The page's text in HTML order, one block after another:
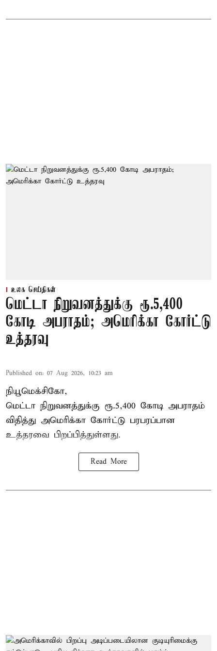
உலக செய்திகள்
மெட்டா நிறுவனத்துக்கு ரூ.5,400
கோடி அபராதம்; அமெரிக்கா கோர்ட்டு
உத்தரவு
Published on: 07 Aug 2026, 10:23 am
நியூமெக்சிகோ,
மெட்டா நிறுவனத்துக்கு ரூ.5,400 கோடி அபராதம்
விதித்து அமெரிக்கா கோர்ட்டு பரபரப்பான
உத்தரவை பிறப்பித்துள்ளது.
Read More